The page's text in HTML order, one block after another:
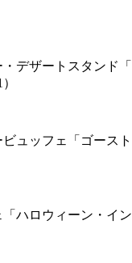
デザートスタンド
ュッフェ「ゴースト
ハロウィーン・イン